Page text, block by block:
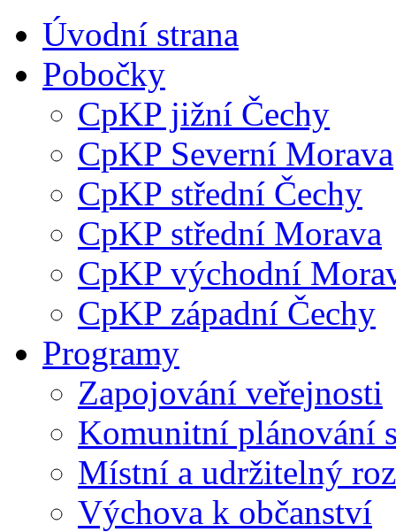
Úvodní strana
Pobočky
CpKP jižní Čechy
CpKP Severní Morava
CpKP střední Čechy
CpKP střední Morava
CpKP východní
CpKP západní Čechy
Programy
Zapojování veřejnosti
Komunitní plánování
Místní a udržitelný
Výchova k občanství